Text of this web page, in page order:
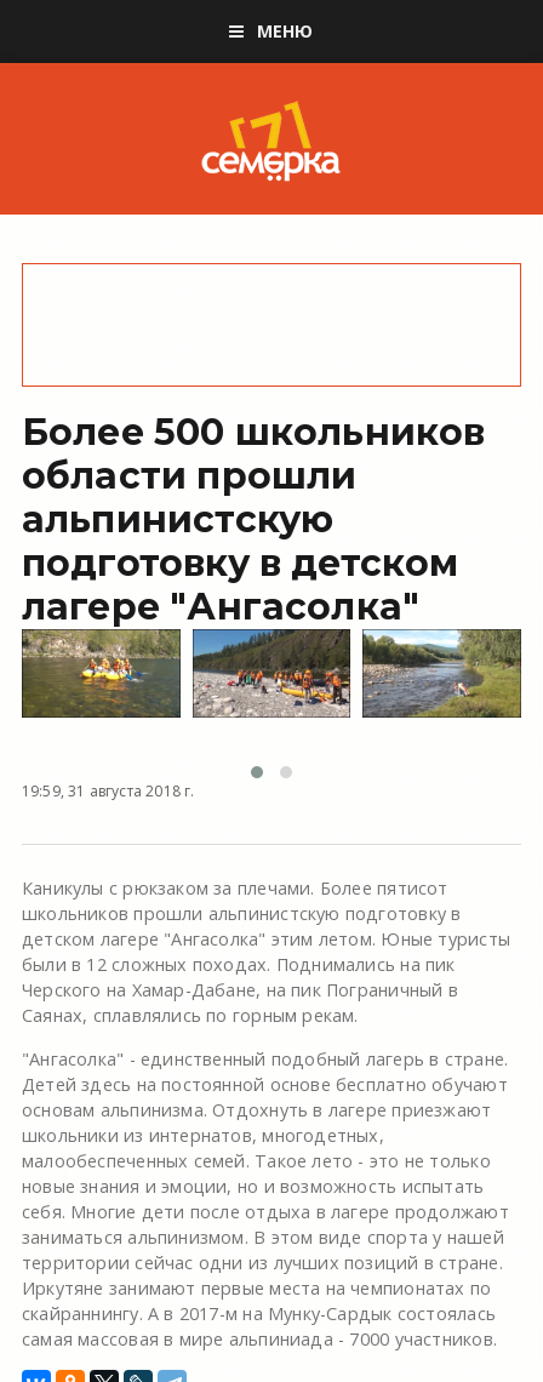
МЕНЮ
Более 500 школьников
области прошли
альпинистскую
подготовку в детском
лагере "Ангасолка"
19:59, 31 августа 2018 г.
Каникулы с рюкзаком за плечами. Более пятисот
школьников прошли альпинистскую подготовку в
детском лагере "Ангасолка" этим летом. Юные туристы
были в 12 сложных походах. Поднимались на пик
Черского на Хамар-Дабане, на пик Пограничный в
Саянах, сплавлялись по горным рекам.
"Ангасолка" - единственный подобный лагерь в стране.
Детей здесь на постоянной основе бесплатно обучают
основам альпинизма. Отдохнуть в лагере приезжают
школьники из интернатов, многодетных,
малообеспеченных семей. Такое лето - это не только
новые знания и эмоции, но и возможность испытать
себя. Многие дети после отдыха в лагере продолжают
заниматься альпинизмом. В этом виде спорта у нашей
территории сейчас одни из лучших позиций в стране.
Иркутяне занимают первые места на чемпионатах по
скайраннингу. А в 2017-м на Мунку-Сардык состоялась
самая массовая в мире альпиниада - 7000 участников.